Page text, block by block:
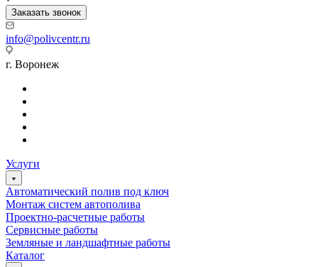
Заказать звонок
info@polivcentr.ru
г. Воронеж
Услуги
Автоматический полив под ключ
Монтаж систем автополива
Проектно-расчетные работы
Сервисные работы
Земляные и ландшафтные работы
Каталог